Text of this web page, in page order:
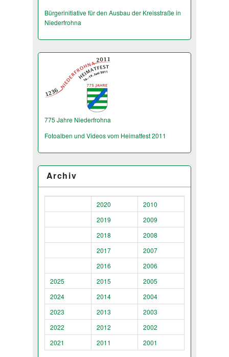
Bürgerinitiative für den Ausbau der Kreisstraße in
Niederfrohna
775 Jahre Niederfrohna
Fotoalben und Videos vom Heimatfest 2011
Archiv
2020
2010
2019
2009
2018
2008
2017
2007
2016
2006
2025
2015
2005
2024
2014
2004
2023
2013
2003
2022
2012
2002
2021
2011 2001